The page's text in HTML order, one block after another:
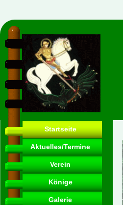
Startseite
Aktuelles/Termine
Verein
Könige
Galerie